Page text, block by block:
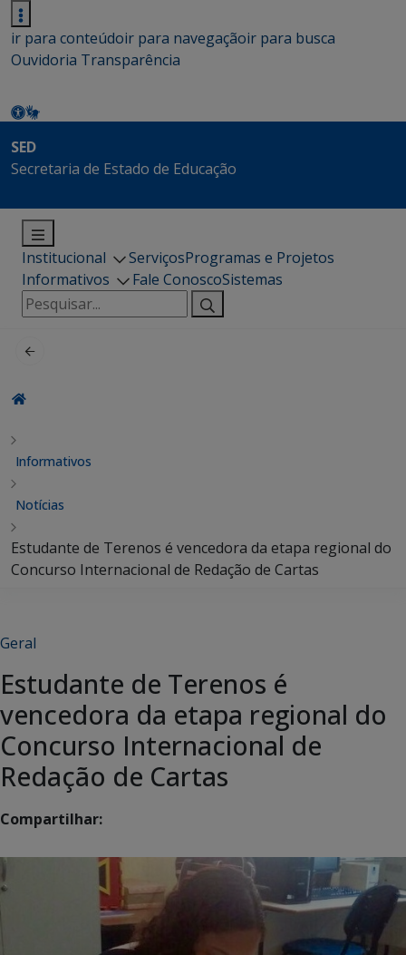
ir para conteúdoir para navegaçãoir para busca
Ouvidoria Transparência
SED
Secretaria de Estado de Educação
Institucional ServiçosProgramas e Projetos
Informativos
Fale ConoscoSistemas
Pesquisar
por:
Informativos
Notícias
Estudante de Terenos é vencedora da etapa regional do
Concurso Internacional de Redação de Cartas
Geral
Estudante de Terenos é
vencedora da etapa regional do
Concurso Internacional de
Redação de Cartas
Compartilhar: